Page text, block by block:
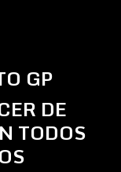
GP
DE
TODOS